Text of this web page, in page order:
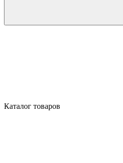
Каталог товаров